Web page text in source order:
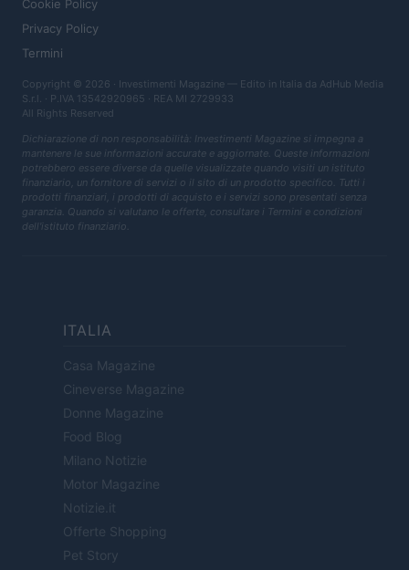
Cookie Policy
Privacy Policy
Termini
Copyright © 2026 · Investimenti Magazine — Edito in Italia da AdHub Media
S.r.l. · P.IVA 13542920965 · REA MI 2729933
All Rights Reserved
Dichiarazione di non responsabilità: Investimenti Magazine si impegna a
mantenere le sue informazioni accurate e aggiornate. Queste informazioni
potrebbero essere diverse da quelle visualizzate quando visiti un istituto
finanziario, un fornitore di servizi o il sito di un prodotto specifico. Tutti i
prodotti finanziari, i prodotti di acquisto e i servizi sono presentati senza
garanzia. Quando si valutano le offerte, consultare i Termini e condizioni
dell'istituto finanziario.
ITALIA
Casa Magazine
Cineverse Magazine
Donne Magazine
Food Blog
Milano Notizie
Motor Magazine
Notizie.it
Offerte Shopping
Pet Story